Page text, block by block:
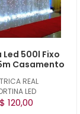
REAL
LED
500l Fixo
Casamento
120,00